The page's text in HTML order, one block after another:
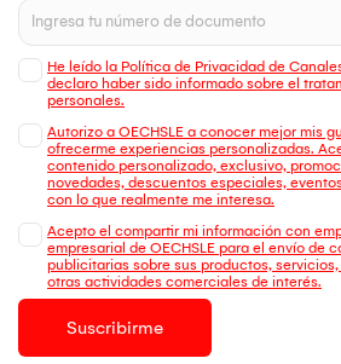
He leído la Política de Privacidad de
declaro haber sido informado sobre el
personales.
Autorizo a OECHSLE a conocer mejor mis
ofrecerme experiencias personalizadas.
contenido personalizado, exclusivo,
novedades, descuentos especiales,
con lo que realmente me interesa.
Acepto el compartir mi información con
empresarial de OECHSLE para el envío de
publicitarias sobre sus productos,
otras actividades comerciales de interés.
Suscribirme